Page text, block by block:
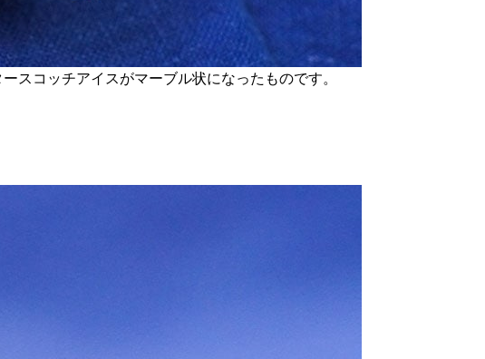
スコッチアイスがマーブル状になったものです。